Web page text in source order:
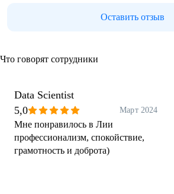
Оставить отзыв
Что говорят сотрудники
Data Scientist
5,0
Март 2024
Мне понравилось в Лии
профессионализм, спокойствие,
грамотность и доброта)